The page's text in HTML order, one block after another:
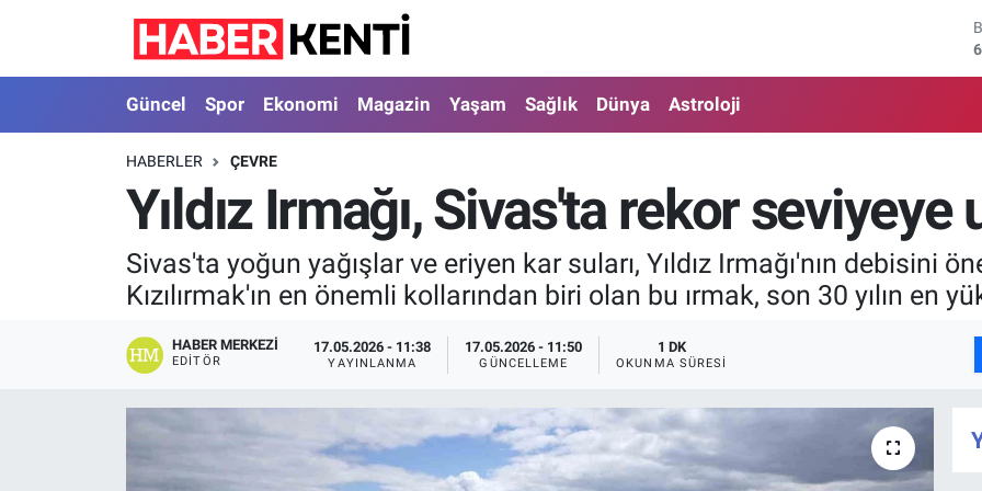
Güncel Spor Ekonomi Magazin Yaşam Sağlık Dünya Astroloji
HABERLER ÇEVRE
Yıldız Irmağı, Sivas'ta rekor seviyeye
Sivas'ta yoğun yağışlar ve eriyen kar suları, Yıldız Irmağı'nın debisini
Kızılırmak'ın en önemli kollarından biri olan bu ırmak, son 30 yılın en
HABER MERKEZI
EDITÖR
17.05.2026 - 11:38
YAYINLANMA
17.05.2026 - 11:50
GÜNCELLEME
1 DK
OKUNMA SÜRESI
Güncel
Spor
Ekonomi
Magazin
Nöbetçi Eczaneler
Hava Durumu
İstanbul Namaz Vakitleri
Trafik Durumu
Süper Lig Puan Durumu ve Fikstür
Tüm Manşetler